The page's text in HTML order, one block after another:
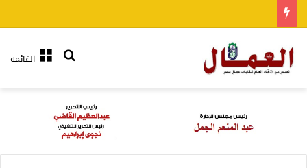
القائمةبحث عن